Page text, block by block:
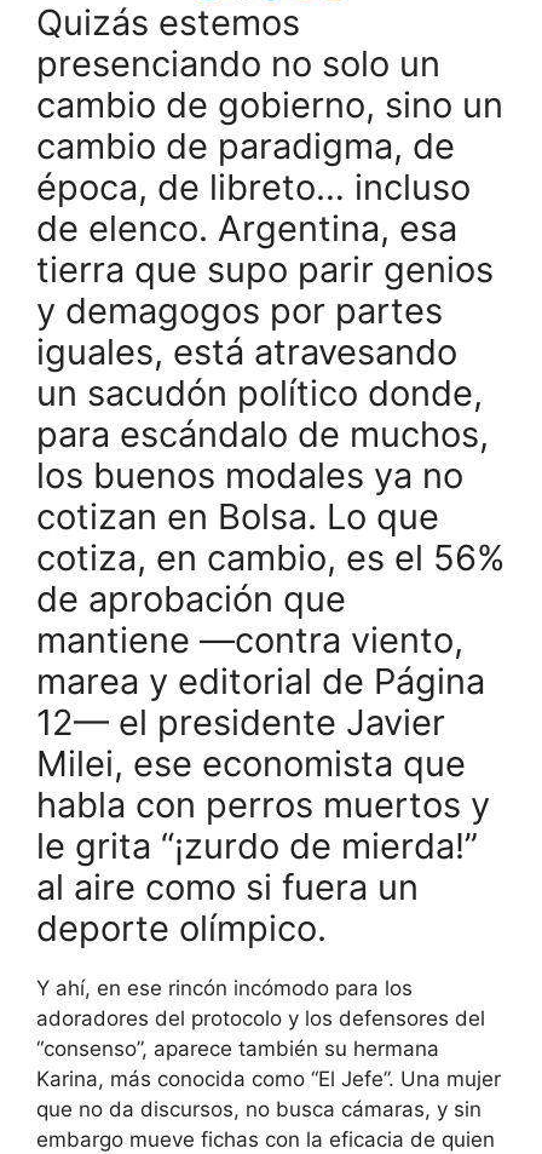
Quizás estemos
presenciando no solo un
cambio de gobierno, sino un
cambio de paradigma, de
época, de libreto… incluso
de elenco. Argentina, esa
tierra que supo parir genios
y demagogos por partes
iguales, está atravesando
un sacudón político donde,
para escándalo de muchos,
los buenos modales ya no
cotizan en Bolsa. Lo que
cotiza, en cambio, es el 56%
de aprobación que
mantiene —contra viento,
marea y editorial de Página
12— el presidente Javier
Milei, ese economista que
habla con perros muertos y
le grita “¡zurdo de mierda!”
al aire como si fuera un
deporte olímpico.
Y ahí, en ese rincón incómodo para los
adoradores del protocolo y los defensores del
“consenso”, aparece también su hermana
Karina, más conocida como “El Jefe”. Una mujer
que no da discursos, no busca cámaras, y sin
embargo mueve fichas con la eficacia de quien